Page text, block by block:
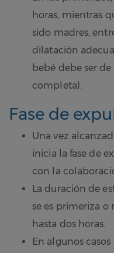
horas, mientras
sido madres,
dilatación
bebé debe ser
completa).
Fase de
Una vez
inicia la fase de
con la
La duración de
se es primeriza o
hasta dos horas.
En algunos